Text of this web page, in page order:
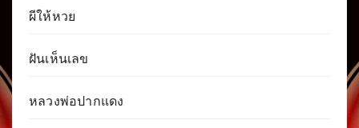
ผีให้หวย
ฝันเห็นเลข
หลวงพ่อปากแดง